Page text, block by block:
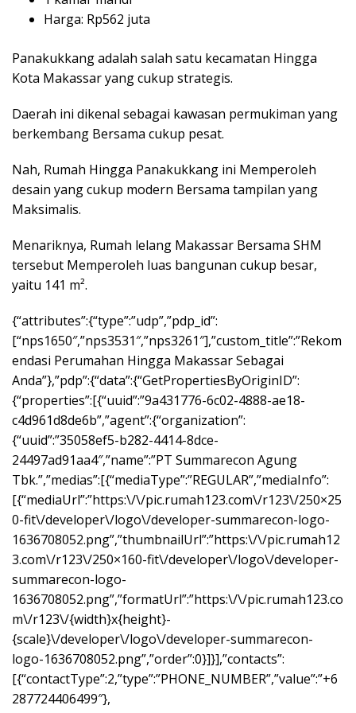
Harga: Rp562 juta
Panakukkang adalah salah satu kecamatan Hingga
Kota Makassar yang cukup strategis.
Daerah ini dikenal sebagai kawasan permukiman yang
berkembang Bersama cukup pesat.
Nah, Rumah Hingga Panakukkang ini Memperoleh
desain yang cukup modern Bersama tampilan yang
Maksimalis.
Menariknya, Rumah lelang Makassar Bersama SHM
tersebut Memperoleh luas bangunan cukup besar,
yaitu 141 m².
{“attributes”:{“type”:”udp”,”pdp_id”:
[“nps1650″,”nps3531″,”nps3261″],”custom_title”:”Rekom
endasi Perumahan Hingga Makassar Sebagai
Anda”},”pdp”:{“data”:{“GetPropertiesByOriginID”:
{“properties”:[{“uuid”:”9a431776-6c02-4888-ae18-
c4d961d8de6b”,”agent”:{“organization”:
{“uuid”:”35058ef5-b282-4414-8dce-
24497ad91aa4″,”name”:”PT Summarecon Agung
Tbk.”,”medias”:[{“mediaType”:”REGULAR”,”mediaInfo”:
[{“mediaUrl”:”https:\/\/pic.rumah123.com\/r123\/250×25
0-fit\/developer\/logo\/developer-summarecon-logo-
1636708052.png”,”thumbnailUrl”:”https:\/\/pic.rumah12
3.com\/r123\/250×160-fit\/developer\/logo\/developer-
summarecon-logo-
1636708052.png”,”formatUrl”:”https:\/\/pic.rumah123.co
m\/r123\/{width}x{height}-
{scale}\/developer\/logo\/developer-summarecon-
logo-1636708052.png”,”order”:0}]}],”contacts”:
[{“contactType”:2,”type”:”PHONE_NUMBER”,”value”:”+6
287724406499″},